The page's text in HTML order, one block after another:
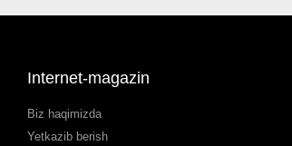
Internet-magazin
Biz haqimizda
Yetkazib berish